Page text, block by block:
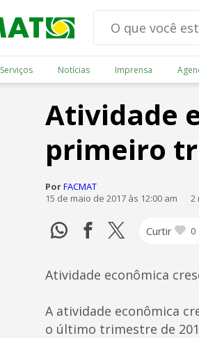
Serviços Notícias Imprensa
Atividade
primeiro
PorFACMAT
15 de maio de 2017 às 12:00 am
2
Curtir 0
Atividade econômica
A atividade econômica
o último trimestre de